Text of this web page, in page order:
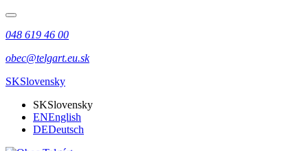
048 619 46 00
obec@telgart.eu.sk
SKSlovensky
SKSlovensky
ENEnglish
DEDeutsch